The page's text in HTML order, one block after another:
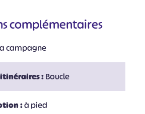
complémentaires
campagne
:Boucle
:à pied